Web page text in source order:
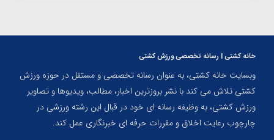
خانه کشتی | رسانه تخصصی ورزش کشتی
وبسایت خانه کشتی، به عنوان رسانه تخصصی و مستقل در حوزه ورزش
کشتی تلاش می کند با نشر بروزترین اخبار، مطالب، ویدیوها و تصاویر
ورزش کشتی، به وظیفه رسانه ای خود در قبال این رشته ورزشی در
چارچوب رعایت اخلاق و مقررات حرفه ای خبرنگاری عمل کند.